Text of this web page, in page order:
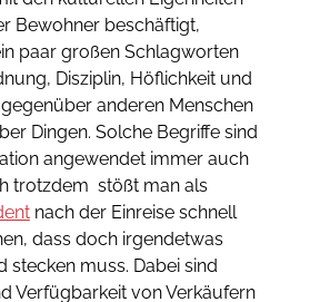
Bewohner beschäftigt,
paar großen Schlagworten
Disziplin, Höflichkeit und
anderen Menschen
Dingen. Solche Begriffe sind
angewendet immer auch
trotzdem stößt man als
nach der Einreise schnell
dass doch irgendetwas
stecken muss. Dabei sind
Verfügbarkeit von Verkäufern